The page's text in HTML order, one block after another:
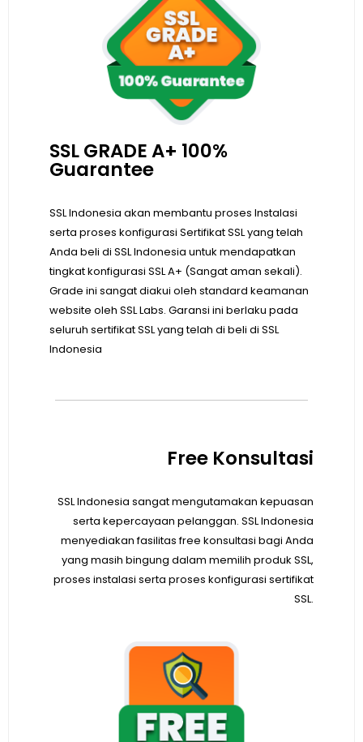
SSL GRADE A+ 100%
Guarantee
SSL Indonesia akan membantu proses Instalasi
serta proses konfigurasi Sertifikat SSL yang telah
Anda beli di SSL Indonesia untuk mendapatkan
tingkat konfigurasi SSL A+ (Sangat aman sekali).
Grade ini sangat diakui oleh standard keamanan
website oleh SSL Labs. Garansi ini berlaku pada
seluruh sertifikat SSL yang telah di beli di SSL
Indonesia
Free Konsultasi
SSL Indonesia sangat mengutamakan kepuasan
serta kepercayaan pelanggan. SSL Indonesia
menyediakan fasilitas free konsultasi bagi Anda
yang masih bingung dalam memilih produk SSL,
proses instalasi serta proses konfigurasi sertifikat
SSL.